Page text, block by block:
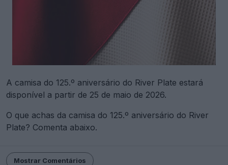
A camisa do 125.º aniversário do River Plate estará
disponível a partir de 25 de maio de 2026.
O que achas da camisa do 125.º aniversário do River
Plate? Comenta abaixo.
Mostrar Comentários